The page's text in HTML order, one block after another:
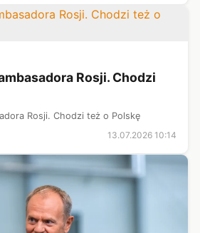
Rosji. Chodzi
Rosji. Chodzi też o Polskę
13.07.2026 10:14